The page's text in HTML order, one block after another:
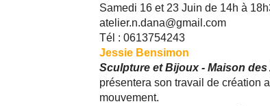
Samedi 16 et 23 Juin de 14h à
atelier.n.dana@gmail.com
Tél : 0613754243
Jessie Bensimon
Sculpture et Bijoux - Maison des
présentera son travail de création
mouvement.